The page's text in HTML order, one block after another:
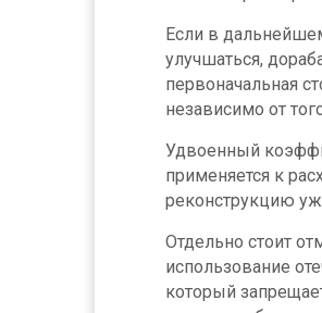
Если в
улучшаться,
первоначальная
независимо от
Удвоенный
применяется к
реконструкцию
Отдельно стоит
использование
который